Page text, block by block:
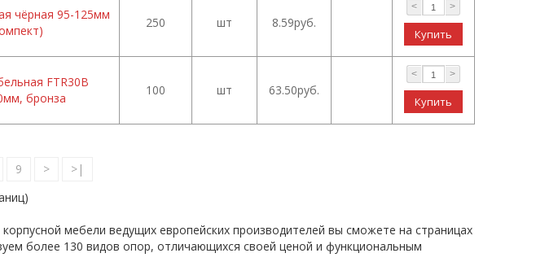
чёрная 95-125мм
250 шт 8.59руб.
< >
FTR30B
бронза
100 шт 63.50руб.
< >
9 >
>|
мебели ведущих европейских производителей вы сможете на страницах
более 130 видов опор, отличающихся своей ценой и функциональным